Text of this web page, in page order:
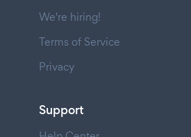
We're hiring!
Terms of Service
Privacy
Support